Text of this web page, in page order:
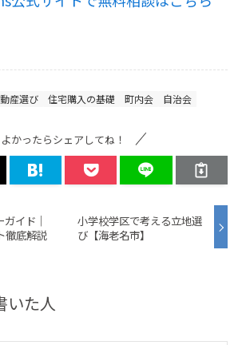
産選び 住宅購入の基礎 町内会 自治会
よかったらシェアしてね！
イド｜
徹底解説
小学校学区で考える立地選
び【海老名市】
いた人